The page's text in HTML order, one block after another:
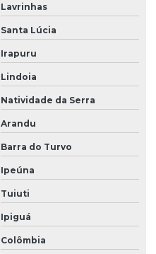
Lavrinhas
Santa Lúcia
Irapuru
Lindoia
Natividade da Serra
Arandu
Barra do Turvo
Ipeúna
Tuiuti
Ipiguá
Colômbia